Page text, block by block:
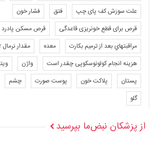
علت سوزش کف پای چپ
فتق
فشار خون
قرص برای قطع خونریزی قاعدگی
قرص مسکن پادرد
مراقبتهاي بعد از ترميم بكارت
معده مقدار نرمال esr چقدر است
هزینه انجام کولونوسکوپی چقدر است
واژن
پستان
پلاکت خون پوست صورت چشم
گلو
از پزشکان نبض‌ما بپرسید